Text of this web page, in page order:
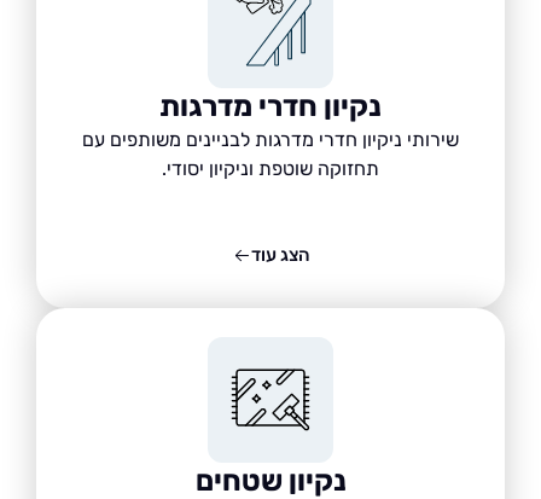
נקיון חדרי מדרגות
שירותי ניקיון חדרי מדרגות לבניינים משותפים עם
תחזוקה שוטפת וניקיון יסודי.
נקיון שטחים